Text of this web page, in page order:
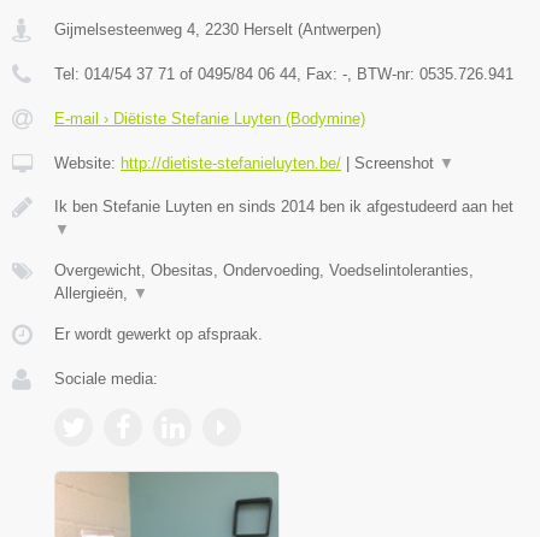
Gijmelsesteenweg 4 2230 Herselt (Antwerpen)
Tel: 014/54 37 71 of 0495/84 06 44 , Fax: - , BTW-nr: 0535.726.941
E-mail › Diëtiste Stefanie Luyten (Bodymine)
Website: http://dietiste-stefanieluyten.be/ Screenshot ▼
Ik ben Stefanie Luyten en sinds 2014 ben ik afgestudeerd aan het
▼
Overgewicht, Obesitas, Ondervoeding, Voedselintoleranties,
Allergieën,
▼
Er wordt gewerkt op afspraak.
Sociale media: